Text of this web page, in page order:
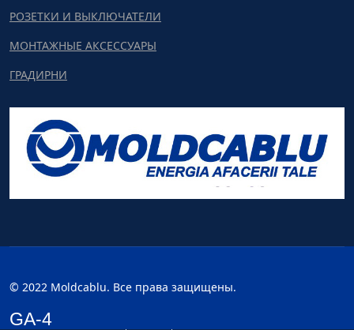
РОЗЕТКИ И ВЫКЛЮЧАТЕЛИ
МОНТАЖНЫЕ АКСЕССУАРЫ
ГРАДИРНИ
© 2022 Moldcablu. Все права защищены.
GA-4